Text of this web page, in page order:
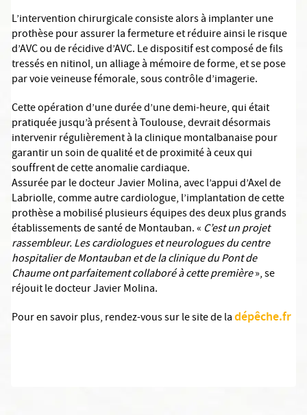
L’intervention chirurgicale consiste alors à implanter une
prothèse pour assurer la fermeture et réduire ainsi le risque
d’AVC ou de récidive d’AVC. Le dispositif est composé de fils
tressés en nitinol, un alliage à mémoire de forme, et se pose
par voie veineuse fémorale, sous contrôle d’imagerie.
Cette opération d’une durée d’une demi-heure, qui était
pratiquée jusqu’à présent à Toulouse, devrait désormais
intervenir régulièrement à la clinique montalbanaise pour
garantir un soin de qualité et de proximité à ceux qui
souffrent de cette anomalie cardiaque.
Assurée par le docteur Javier Molina, avec l’appui d’Axel de
Labriolle, comme autre cardiologue, l’implantation de cette
prothèse a mobilisé plusieurs équipes des deux plus grands
établissements de santé de Montauban. « C’est un projet
rassembleur. Les cardiologues et neurologues du centre
hospitalier de Montauban et de la clinique du Pont de
Chaume ont parfaitement collaboré à cette première», se
réjouit le docteur Javier Molina.
Pour en savoir plus, rendez-vous sur le site de ladépêche.fr